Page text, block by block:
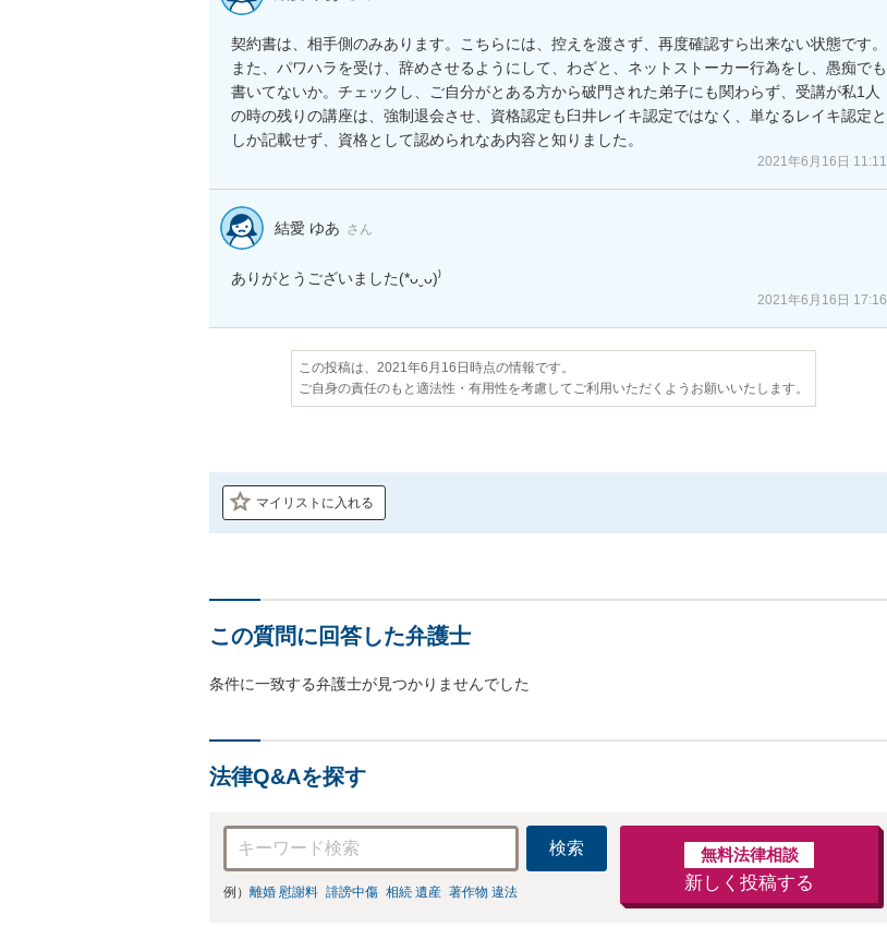
契約書は、相手側のみあります。こちらには、控えを渡さず、再度確認すら出来ない状態です。
また、パワハラを受け、辞めさせるようにして、わざと、ネットストーカー行為をし、愚痴でも
書いてないか。チェックし、ご自分がとある方から破門された弟子にも関わらず、受講が私1人
の時の残りの講座は、強制退会させ、資格認定も臼井レイキ認定ではなく、単なるレイキ認定と
しか記載せず、資格として認められなあ内容と知りました。
2021年6月16日 11:11
結愛 ゆあ さん
ありがとうございました(*ᴗˬᴗ)⁾
2021年6月16日 17:16
この投稿は、2021年6月16日時点の情報です。
ご自身の責任のもと適法性・有用性を考慮してご利用いただくようお願いいたします。
マイリストに入れる
この質問に回答した弁護士
条件に一致する弁護士が見つかりませんでした
法律Q&Aを探す
検索
例） 離婚 慰謝料 誹謗中傷 相続 遺産 著作物 違法
無料法律相談
新しく投稿する